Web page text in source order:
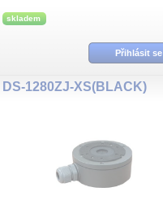
skladem
Přihlásit se
DS-1280ZJ-XS(BLACK)